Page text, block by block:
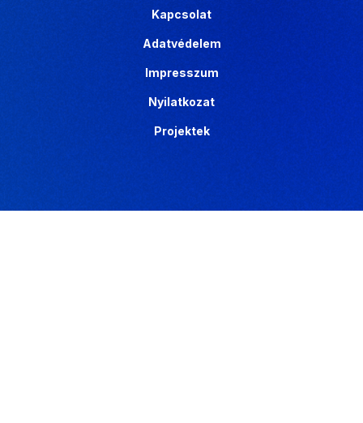
Kapcsolat
Adatvédelem
Impresszum
Nyilatkozat
Projektek